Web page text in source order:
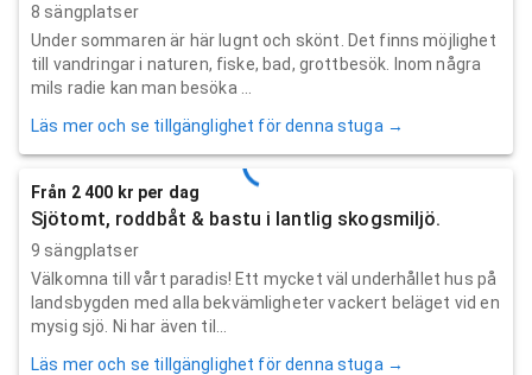
8 sängplatser
Under sommaren är här lugnt och skönt. Det finns möjlighet
till vandringar i naturen, fiske, bad, grottbesök. Inom några
mils radie kan man besöka ...
Läs mer och se tillgänglighet för denna stuga →
Från 2 400 kr per dag
Sjötomt, roddbåt & bastu i lantlig skogsmiljö.
9 sängplatser
Välkomna till vårt paradis! Ett mycket väl underhållet hus på
landsbygden med alla bekvämligheter vackert beläget vid en
mysig sjö. Ni har även til...
Läs mer och se tillgänglighet för denna stuga →